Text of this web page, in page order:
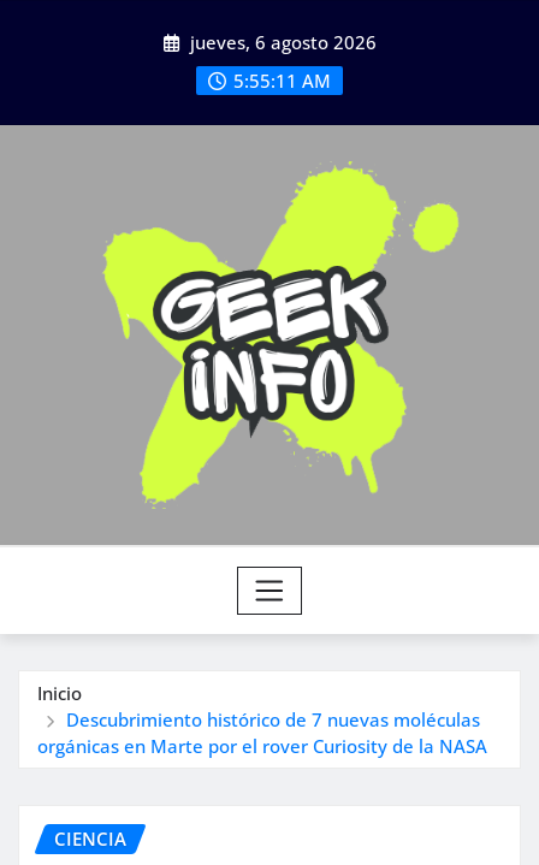
jueves, 6 agosto 2026
5:55:13 AM
Inicio
Descubrimiento histórico de 7 nuevas moléculas
orgánicas en Marte por el rover Curiosity de la NASA
CIENCIA